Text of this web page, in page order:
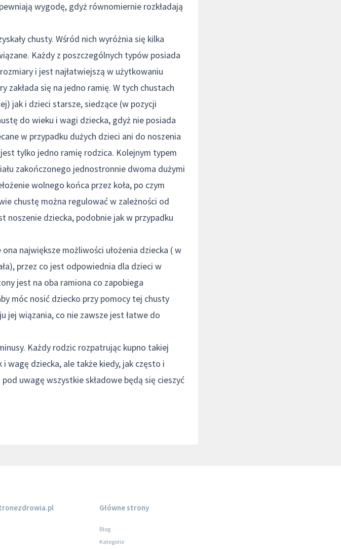
wygodę, gdyż równomiernie rozkładają
chusty. Wśród nich wyróżnia się kilka
Każdy z poszczególnych typów posiada
i jest najłatwiejszą w użytkowaniu
zakłada się na jedno ramię. W tych chustach
jak i dzieci starsze, siedzące (w pozycji
do wieku i wagi dziecka, gdyż nie posiada
w przypadku dużych dzieci ani do noszenia
tylko jedno ramię rodzica. Kolejnym typem
zakończonego jednostronnie dwoma dużymi
wolnego końca przez koła, po czym
chustę można regulować w zależności od
dziecka, podobnie jak w przypadku
największe możliwości ułożenia dziecka ( w
przez co jest odpowiednia dla dzieci w
jest na oba ramiona co zapobiega
móc nosić dziecko przy pomocy tej chusty
jej wiązania, co nie zawsze jest łatwe do
Każdy rodzic rozpatrując kupno takiej
wagę dziecka, ale także kiedy, jak często i
uwagę wszystkie składowe będą się cieszyć
Główne strony
Blog
Kategorie